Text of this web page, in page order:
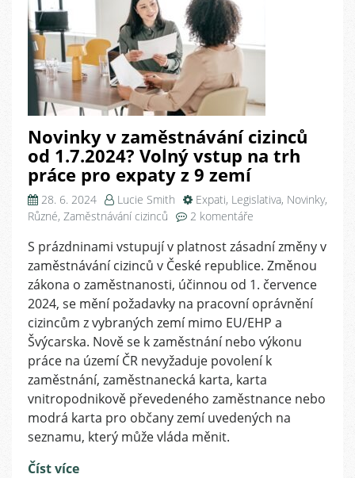
Novinky v zaměstnávání cizinců
od 1.7.2024? Volný vstup na trh
práce pro expaty z 9 zemí
28. 6. 2024 Lucie Smith Expati, Legislativa, Novinky,
Různé, Zaměstnávání cizinců 2 komentáře
s
názvem
Novinky
v
zaměstnávání
cizinců
od
1.7.2024?
Volný
vstup
na
S prázdninami vstupují v platnost zásadní změny v
zaměstnávání cizinců v České republice. Změnou
zákona o zaměstnanosti, účinnou od 1. července
2024, se mění požadavky na pracovní oprávnění
cizincům z vybraných zemí mimo EU/EHP a
Švýcarska. Nově se k zaměstnání nebo výkonu
práce na území ČR nevyžaduje povolení k
zaměstnání, zaměstnanecká karta, karta
vnitropodnikově převedeného zaměstnance nebo
modrá karta pro občany zemí uvedených na
seznamu, který může vláda měnit.
Číst více